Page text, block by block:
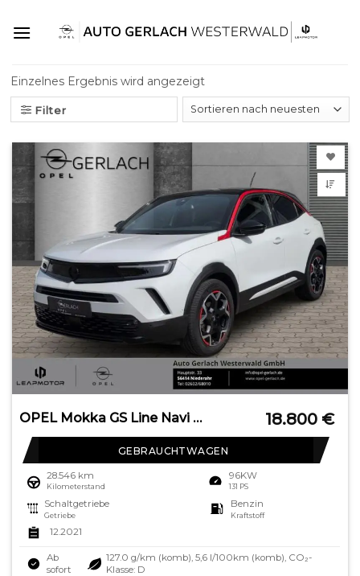
Filter
Einzelnes Ergebnis wird angezeigt
OPEL Mokka GS Line Navi Digitales Cockpit LED Apple C 18.800 €
GEBRAUCHTWAGEN
28.546 km
Kilometerstand
96KW
131 PS
Schaltgetriebe
Getriebe
Benzin
Kraftstoff
12.2021
Ab
sofort
127.0 g/km (komb), 5,6 l/100km (komb), CO₂-
Klasse: D